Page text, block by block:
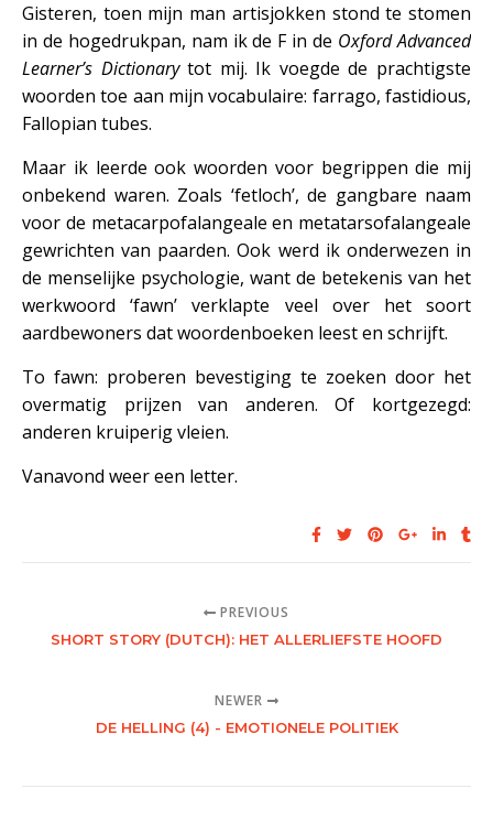
Gisteren, toen mijn man artisjokken stond te stomen
in de hogedrukpan, nam ik de F in de Oxford Advanced
Learner’s Dictionarytot mij. Ik voegde de prachtigste
woorden toe aan mijn vocabulaire: farrago, fastidious,
Fallopian tubes.
Maar ik leerde ook woorden voor begrippen die mij
onbekend waren. Zoals ‘fetloch’, de gangbare naam
voor de metacarpofalangeale en metatarsofalangeale
gewrichten van paarden. Ook werd ik onderwezen in
de menselijke psychologie, want de betekenis van het
werkwoord ‘fawn’ verklapte veel over het soort
aardbewoners dat woordenboeken leest en schrijft.
To fawn: proberen bevestiging te zoeken door het
overmatig prijzen van anderen. Of kortgezegd:
anderen kruiperig vleien.
Vanavond weer een letter.
PREVIOUS
SHORT STORY (DUTCH): HET ALLERLIEFSTE HOOFD
NEWER
DE HELLING (4) - EMOTIONELE POLITIEK